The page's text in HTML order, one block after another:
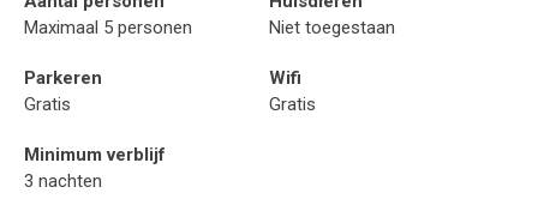
Maximaal 5 personen
Niet toegestaan
Parkeren
Gratis
Wifi
Gratis
Minimum verblijf
3 nachten